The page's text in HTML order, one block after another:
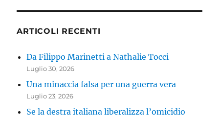
ARTICOLI RECENTI
Da Filippo Marinetti a Nathalie Tocci
Luglio 30, 2026
Una minaccia falsa per una guerra vera
Luglio 23, 2026
Se la destra italiana liberalizza l’omicidio